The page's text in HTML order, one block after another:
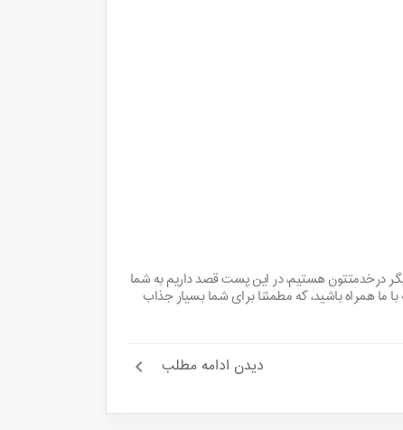
درخدمتتون هستیم، در این پست قصد داریم به شما
همراه باشید، که مطمئنا برای شما بسیار جذاب
دیدن ادامه مطلب